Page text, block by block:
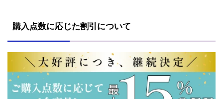
購入点数に応じた割引について